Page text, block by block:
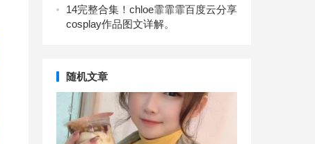
14完整合集！chloe霏霏霏百度云分享
cosplay作品图文详解。
随机文章